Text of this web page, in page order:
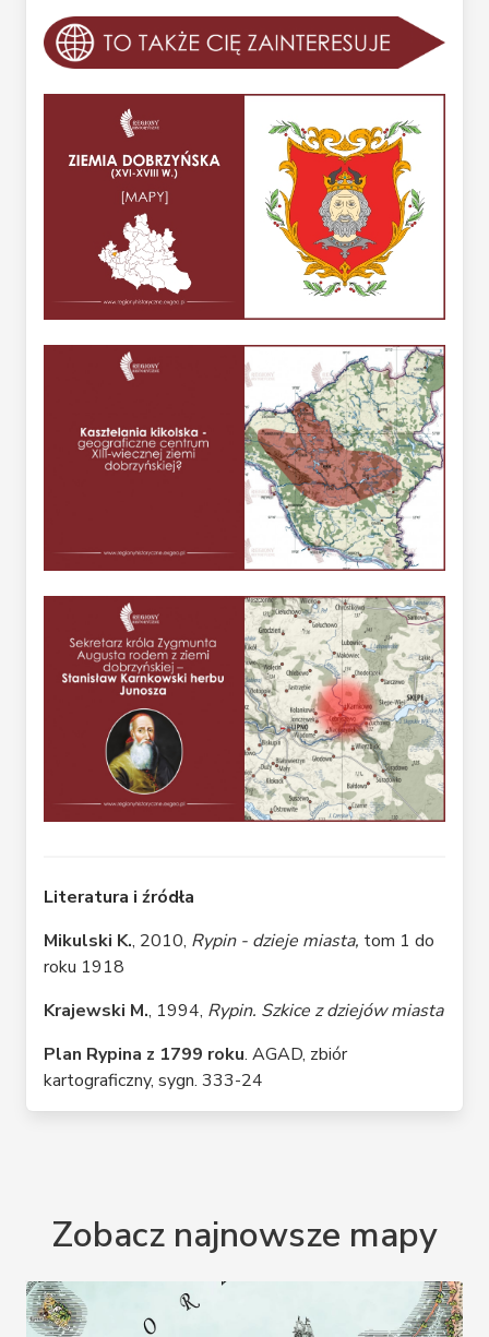
Literatura i źródła
Mikulski K., 2010, Rypin - dzieje miasta, tom 1 do
roku 1918
Krajewski M., 1994, Rypin. Szkice z dziejów miasta
Plan Rypina z 1799 roku. AGAD, zbiór
kartograficzny, sygn. 333-24
Zobacz najnowsze mapy